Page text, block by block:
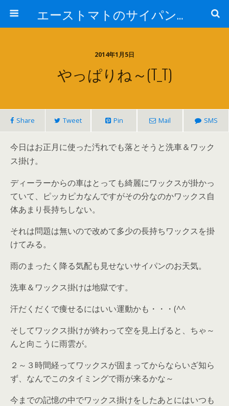
エーストマトのサイパンダイビング日記
2014年1月5日
やっぱりね～(T_T)
Share Tweet Pin Mail SMS
今日はお正月に使った汚れでも落とそうと洗車＆ワック
ス掛け。
ディーラーからの車はとっても綺麗にワックスが掛かっ
ていて、ピッカピカなんですがその分なのかワックス自
体あまり長持ちしない。
それは問題は無いので改めて多少の長持ちワックスを掛
けてみる。
雨のまったく降る気配も見せないサイパンのお天気。
洗車＆ワックス掛けは地獄です。
汗だくだくで痩せるにはいい運動かも・・・(^^ゞ
そしてワックス掛けが終わって空を見上げると、ちゃ～
んと向こうに雨雲が。
２～３時間経ってワックスが固まってからならいざ知ら
ず、なんでこのタイミングで雨が来るかな～
今までの記憶の中でワックス掛けをしたあとにはいつも